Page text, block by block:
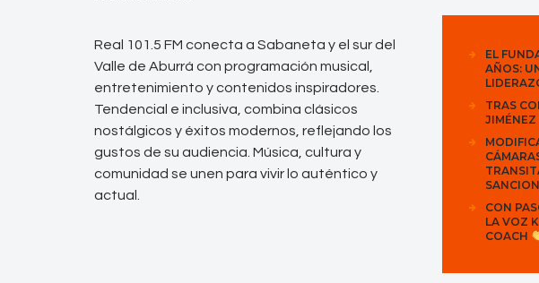
Real 101.5 FM conecta a Sabaneta y el sur del
Valle de Aburrá con programación musical,
entretenimiento y contenidos inspiradores.
Tendencial e inclusiva, combina clásicos
nostálgicos y éxitos modernos, reflejando los
gustos de su audiencia. Música, cultura y
comunidad se unen para vivir lo auténtico y
actual.
EL
AÑOS:
TRAS
JIMÉNEZ
CON
LA VOZ
COACH